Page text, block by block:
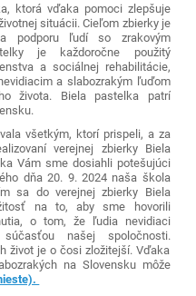
ktorá vďaka pomoci zlepšuje
situácii. Cieľom zbierky je
podporu ľudí so zrakovým
je každoročne použitý
a sociálnej rehabilitácie,
a slabozrakým ľuďom
života. Biela pastelka patrí
všetkým, ktorí prispeli, a za
verejnej zbierky Biela
Vám sme dosiahli potešujúci
dňa 20. 9. 2024 naša škola
sa do verejnej zbierky Biela
na to, aby sme hovorili
o tom, že ľudia nevidiaci
našej spoločnosti.
život je o čosi zložitejší. Vďaka
na Slovensku môže